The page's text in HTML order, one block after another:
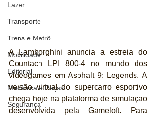
Lazer
Transporte
Trens e Metrô
Mobilidade
Editorial
Mecânica e Peças
Segurança
A Lamborghini anuncia a estreia do
Countach LPI 800-4 no mundo dos
videogames em Asphalt 9: Legends. A
versão virtual do supercarro esportivo
chega hoje na plataforma de simulação
desenvolvida pela Gameloft. Para